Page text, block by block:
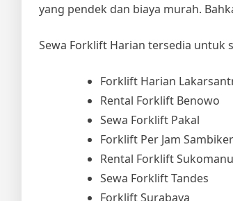
yang pendek dan biaya murah.
Sewa Forklift Harian tersedia untuk
Forklift Harian
Rental Forklift Benowo
Sewa Forklift Pakal
Forklift Per Jam
Rental Forklift
Sewa Forklift Tandes
Forklift Surabaya